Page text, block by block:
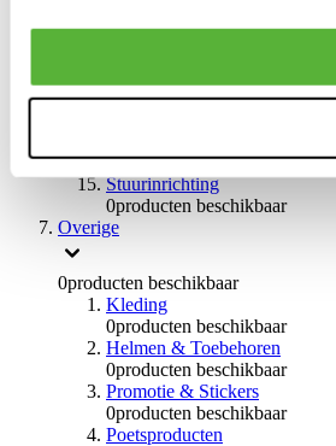
0producten beschikbaar
Remmen overige
0producten beschikbaar
Stuurinrichting
0producten beschikbaar
Overige
0producten beschikbaar
Kleding
0producten beschikbaar
Helmen & Toebehoren
0producten beschikbaar
Promotie & Stickers
0producten beschikbaar
Poetsproducten